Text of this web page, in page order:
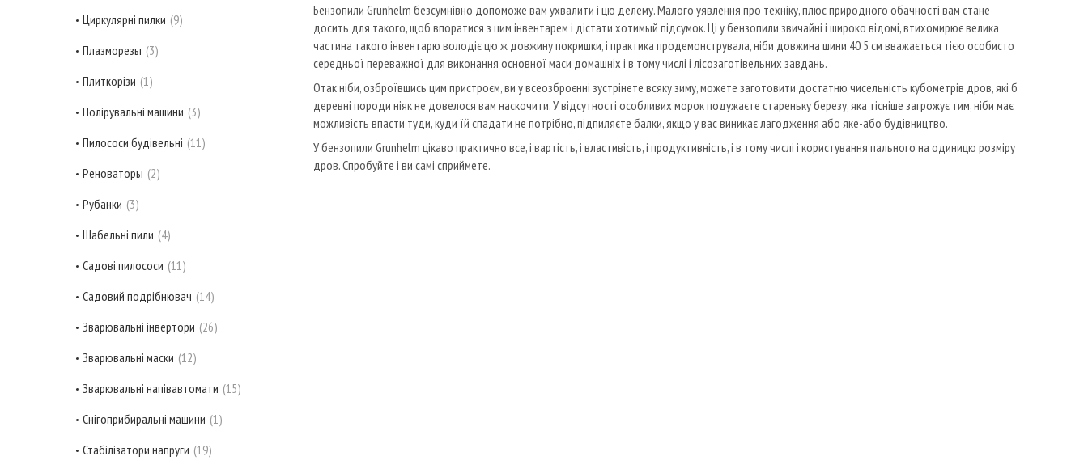
Бензопили Grunhelm безсумнівно допоможе вам ухвалити і цю делему. Малого уявлення про техніку, плюс природного обачності вам стане
досить для такого, щоб впоратися з цим інвентарем і дістати хотимый підсумок. Ці у бензопили звичайні і широко відомі, втихомирює велика
частина такого інвентарю володіє цю ж довжину покришки, і практика продемонструвала, ніби довжина шини 40 5 см вважається тією особисто
середньої переважної для виконання основної маси домашніх і в тому числі і лісозаготівельних завдань.
Отак ніби, озброївшись цим пристроєм, ви у всеозброєнні зустрінете всяку зиму, можете заготовити достатню чисельність кубометрів дров, які б
деревні породи ніяк не довелося вам наскочити. У відсутності особливих морок подужаєте стареньку березу, яка тісніше загрожує тим, ніби має
можливість впасти туди, куди їй спадати не потрібно, підпиляєте балки, якщо у вас виникає лагодження або яке-або будівництво.
У бензопили Grunhelm цікаво практично все, і вартість, і властивість, і продуктивність, і в тому числі і користування пального на одиницю розміру
дров. Спробуйте і ви самі сприймете.
Циркулярні пилки 9
Плазморезы 3
Плиткорізи 1
Полірувальні машини 3
Пилососи будівельні 11
Реноваторы 2
Рубанки 3
Шабельні пили 4
Садові пилососи 11
Садовий подрібнювач 14
Зварювальні інвертори 26
Зварювальні маски 12
Зварювальні напівавтомати 15
Снігоприбиральні машини 1
Стабілізатори напруги 19